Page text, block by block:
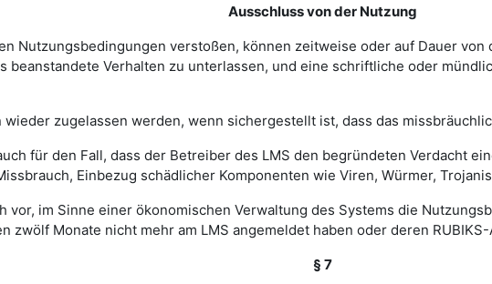
Ausschluss von der Nutzung
Nutzungsbedingungen verstoßen, können zeitweise oder auf Dauer
beanstandete Verhalten zu unterlassen, und eine schriftliche oder
zugelassen werden, wenn sichergestellt ist, dass das
für den Fall, dass der Betreiber des LMS den begründeten Verdacht
Einbezug schädlicher Komponenten wie Viren, Würmer,
vor, im Sinne einer ökonomischen Verwaltung des Systems die
zwölf Monate nicht mehr am LMS angemeldet haben oder deren
§ 7